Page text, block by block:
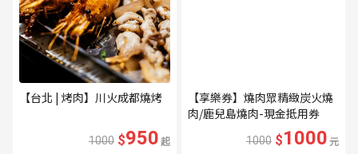
【台北 | 烤肉】川火成都燒烤
1000 $950起
【享樂券】燒肉眾精緻炭火燒
肉/鹿兒島燒肉-現金抵用券
1000 $1000元